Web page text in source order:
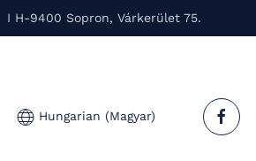
I H-9400 Sopron, Várkerület 75.
Hungarian (Magyar)